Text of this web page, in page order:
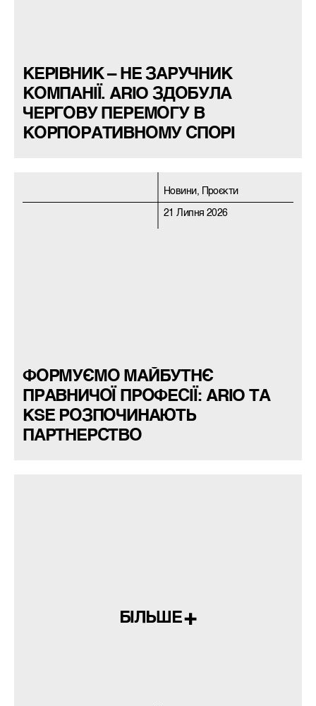
КЕРІВНИК – НЕ ЗАРУЧНИК
КОМПАНІЇ. ARIO ЗДОБУЛА
ЧЕРГОВУ ПЕРЕМОГУ В
КОРПОРАТИВНОМУ СПОРІ
Новини, Проєкти
21 Липня 2026
ФОРМУЄМО МАЙБУТНЄ
ПРАВНИЧОЇ ПРОФЕСІЇ: ARIO ТА
KSE РОЗПОЧИНАЮТЬ
ПАРТНЕРСТВО
БІЛЬШЕ